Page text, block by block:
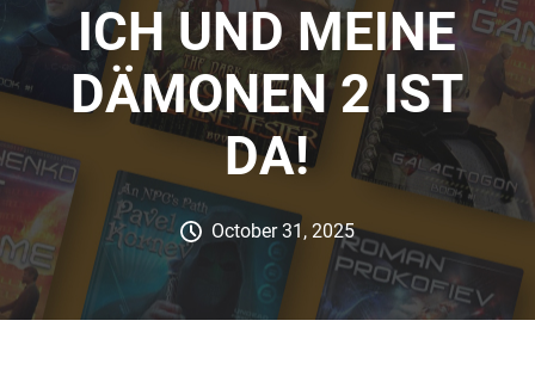
ICH UND MEINE
DÄMONEN 2 IST
DA!
October 31, 2025